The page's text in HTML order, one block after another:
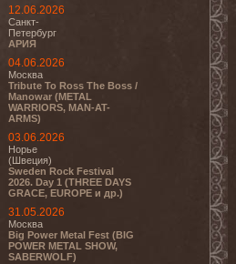
12.06.2026
Санкт-
Петербург
АРИЯ
04.06.2026
Москва
Tribute To Ross The Boss /
Manowar (METAL
WARRIORS, MAN-AT-
ARMS)
03.06.2026
Норье
(Швеция)
Sweden Rock Festival
2026. Day 1 (THREE DAYS
GRACE, EUROPE и др.)
31.05.2026
Москва
Big Power Metal Fest (BIG
POWER METAL SHOW,
SABERWOLF)